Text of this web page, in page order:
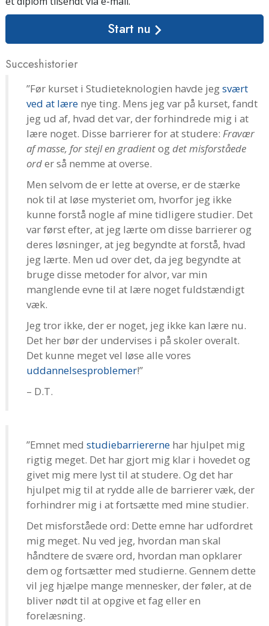
Start nu
Succeshistorier
”Før kurset i Studieteknologien havde jegsvært
ved at lære nye ting. Mens jeg var på kurset, fandt
jeg ud af, hvad det var, der forhindrede mig i at
lære noget. Disse barrierer for at studere: Fravær
af masse, for stejl en gradientog det misforståede
order så nemme at overse.
Men selvom de er lette at overse, er de stærke
nok til at løse mysteriet om, hvorfor jeg ikke
kunne forstå nogle af mine tidligere studier. Det
var først efter, at jeg lærte om disse barrierer og
deres løsninger, at jeg begyndte at forstå, hvad
jeg lærte. Men ud over det, da jeg begyndte at
bruge disse metoder for alvor, var min
manglende evne til at lære noget fuldstændigt
væk.
Jeg tror ikke, der er noget, jeg ikke kan lære nu.
Det her bør der undervises i på skoler overalt.
Det kunne meget vel løse alle vores
uddannelsesproblemer!”
– D.T.
”Emnet med studiebarriererne har hjulpet mig
rigtig meget. Det har gjort mig klar i hovedet og
givet mig mere lyst til at studere. Og det har
hjulpet mig til at rydde alle de barrierer væk, der
forhindrer mig i at fortsætte med mine studier.
Det misforståede ord: Dette emne har udfordret
mig meget. Nu ved jeg, hvordan man skal
håndtere de svære ord, hvordan man opklarer
dem og fortsætter med studierne. Gennem dette
vil jeg hjælpe mange mennesker, der føler, at de
bliver nødt til at opgive et fag eller en
forelæsning.